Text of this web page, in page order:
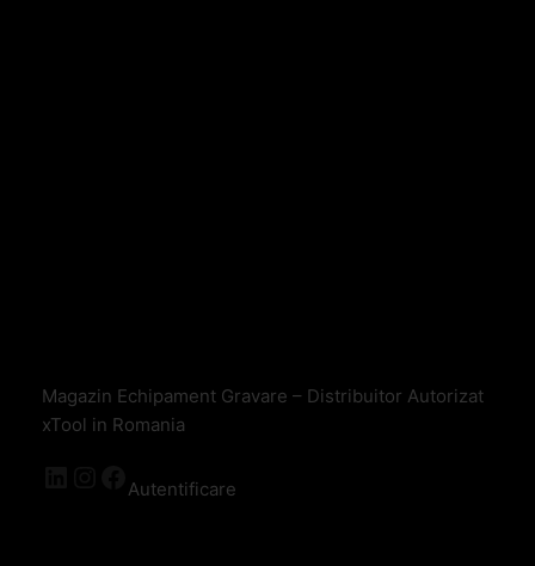
Magazin Echipament Gravare – Distribuitor Autorizat
xTool in Romania
Autentificare